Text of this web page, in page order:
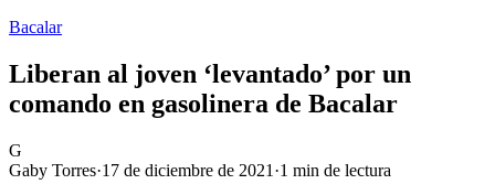
Bacalar
Liberan al joven ‘levantado’ por un
comando en gasolinera de Bacalar
G
Gaby Torres·17 de diciembre de 2021 ·1 min de lectura